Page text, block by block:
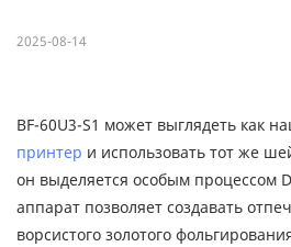
2025-08-14
BF-60U3-S1 может выглядеть как
принтер и использовать тот же
он выделяется особым процессом
аппарат позволяет создавать
ворсистого золотого